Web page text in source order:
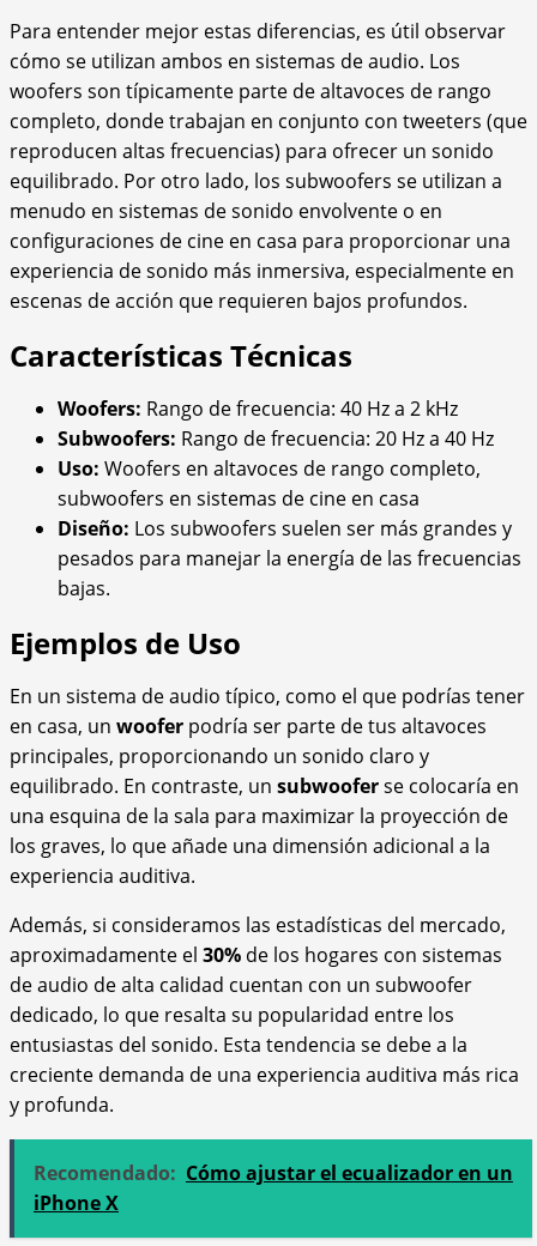
Para entender mejor estas diferencias, es útil observar
cómo se utilizan ambos en sistemas de audio. Los
woofers son típicamente parte de altavoces de rango
completo, donde trabajan en conjunto con tweeters (que
reproducen altas frecuencias) para ofrecer un sonido
equilibrado. Por otro lado, los subwoofers se utilizan a
menudo en sistemas de sonido envolvente o en
configuraciones de cine en casa para proporcionar una
experiencia de sonido más inmersiva, especialmente en
escenas de acción que requieren bajos profundos.
Características Técnicas
Woofers: Rango de frecuencia: 40 Hz a 2 kHz
Subwoofers: Rango de frecuencia: 20 Hz a 40 Hz
Uso: Woofers en altavoces de rango completo,
subwoofers en sistemas de cine en casa
Diseño: Los subwoofers suelen ser más grandes y
pesados para manejar la energía de las frecuencias
bajas.
Ejemplos de Uso
En un sistema de audio típico, como el que podrías tener
en casa, un woofer podría ser parte de tus altavoces
principales, proporcionando un sonido claro y
equilibrado. En contraste, un subwooferse colocaría en
una esquina de la sala para maximizar la proyección de
los graves, lo que añade una dimensión adicional a la
experiencia auditiva.
Además, si consideramos las estadísticas del mercado,
aproximadamente el 30% de los hogares con sistemas
de audio de alta calidad cuentan con un subwoofer
dedicado, lo que resalta su popularidad entre los
entusiastas del sonido. Esta tendencia se debe a la
creciente demanda de una experiencia auditiva más rica
y profunda.
Recomendado: Cómo ajustar el ecualizador en un
iPhone X